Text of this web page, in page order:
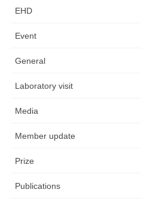
EHD
Event
General
Laboratory visit
Media
Member update
Prize
Publications